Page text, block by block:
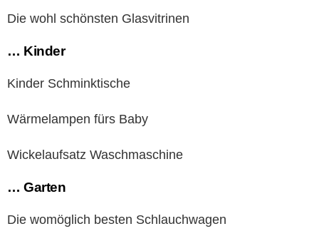
Die wohl schönsten Glasvitrinen
… Kinder
Kinder Schminktische
Wärmelampen fürs Baby
Wickelaufsatz Waschmaschine
… Garten
Die womöglich besten Schlauchwagen